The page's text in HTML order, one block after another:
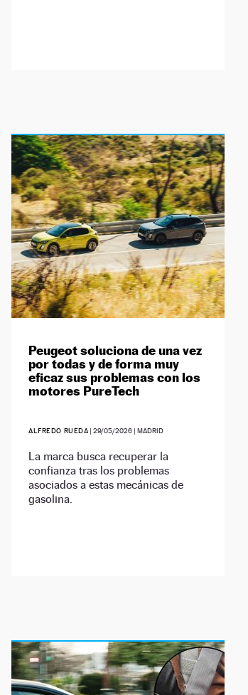
Peugeot soluciona de una vez
por todas y de forma muy
eficaz sus problemas con los
motores PureTech
ALFREDO RUEDA |29/05/2026 | MADRID
La marca busca recuperar la
confianza tras los problemas
asociados a estas mecánicas de
gasolina.